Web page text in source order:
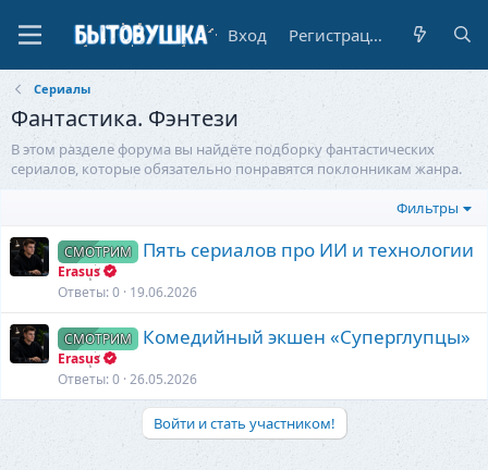
Вход Регистрация
Сериалы
Фантастика. Фэнтези
В этом разделе форума вы найдёте подборку фантастических
сериалов, которые обязательно понравятся поклонникам жанра.
Фильтры
СМОТРИМ Пять сериалов про ИИ и технологии
Erasus
Ответы 0 19.06.2026
СМОТРИМ Комедийный экшен «Суперглупцы»
Erasus
Ответы 0 26.05.2026
Войти и стать участником!